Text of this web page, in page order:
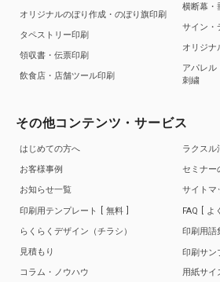
オリジナルのぼり作成・のぼり旗印刷
タペストリー印刷
領収書・伝票印刷
飲食店・店舗ツール印刷
横断幕・
サイン・
オリジナ
アパレル
刺繍
その他コンテンツ・サービス
はじめての方へ
お客様事例
お知らせ一覧
印刷用テンプレート
無料
らくらくデザイン（チラシ）
見積もり
コラム・ノウハウ
ラクスル
セミナー
サイトマ
FAQ
よ
印刷用語
印刷サン
用紙サイ